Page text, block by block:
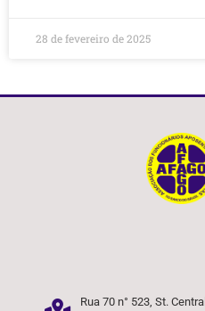
28 de fevereiro de 2025
Rua 70 n° 523, St. Central